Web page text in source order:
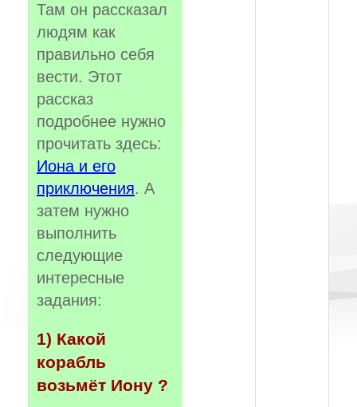
Там он рассказал
людям как
правильно себя
вести. Этот
рассказ
подробнее нужно
прочитать здесь:
Иона и его
приключения. А
затем нужно
выполнить
следующие
интересные
задания:
1) Какой
корабль
возьмёт Иону ?